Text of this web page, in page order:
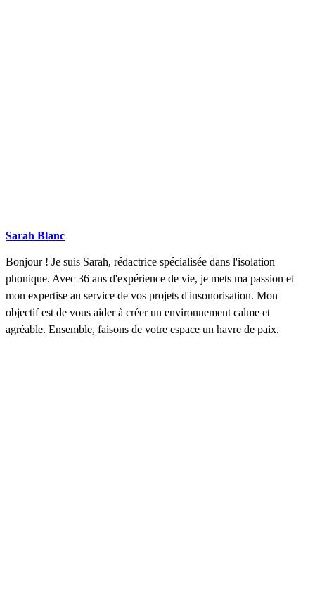
Sarah Blanc
Bonjour ! Je suis Sarah, rédactrice spécialisée dans l'isolation
phonique. Avec 36 ans d'expérience de vie, je mets ma passion et
mon expertise au service de vos projets d'insonorisation. Mon
objectif est de vous aider à créer un environnement calme et
agréable. Ensemble, faisons de votre espace un havre de paix.